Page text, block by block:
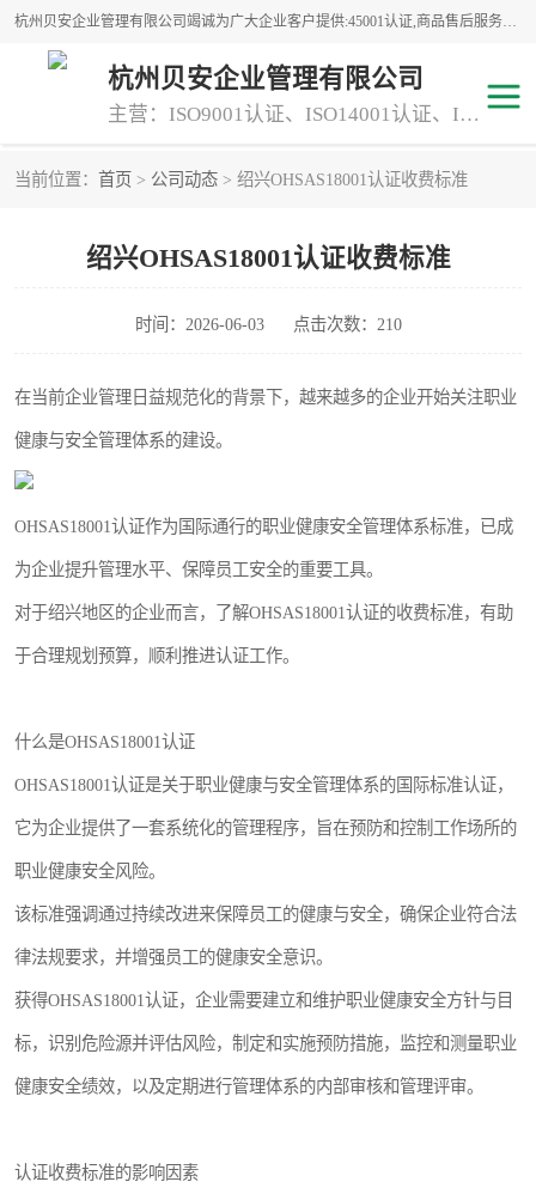
杭州贝安企业管理有限公司竭诚为广大企业客户提供:45001认证,商品售后服务认证,CE认证,知识产权体系认证,iso体系认证等服务,公司提供一条认证服务,方便快捷.
杭州贝安企业管理有限公司
主营：ISO9001认证、ISO14001认证、ISO认证、ISO22000认证、ISO/TS16949认证,FSC森林认证
当前位置： 首页 > 公司动态 > 绍兴OHSAS18001认证收费标准
绍兴OHSAS18001认证收费标准
时间：2026-06-03 点击次数：210
在当前企业管理日益规范化的背景下，越来越多的企业开始关注职业
健康与安全管理体系的建设。
OHSAS18001认证作为国际通行的职业健康安全管理体系标准，已成
为企业提升管理水平、保障员工安全的重要工具。
对于绍兴地区的企业而言，了解OHSAS18001认证的收费标准，有助
于合理规划预算，顺利推进认证工作。
什么是OHSAS18001认证
OHSAS18001认证是关于职业健康与安全管理体系的国际标准认证，
它为企业提供了一套系统化的管理程序，旨在预防和控制工作场所的
职业健康安全风险。
该标准强调通过持续改进来保障员工的健康与安全，确保企业符合法
律法规要求，并增强员工的健康安全意识。
获得OHSAS18001认证，企业需要建立和维护职业健康安全方针与目
标，识别危险源并评估风险，制定和实施预防措施，监控和测量职业
健康安全绩效，以及定期进行管理体系的内部审核和管理评审。
认证收费标准的影响因素
专业资质评价证书(1) ISO9000
45001认证
GJB 9001C-2017 知识产权体系认证
工程承包
交通运输服务认证 CCRC认证
ISO9001认证 ISO14001认证
CCC认证
TS16949认证 CQC志愿认证
ISO27001信息安全认证